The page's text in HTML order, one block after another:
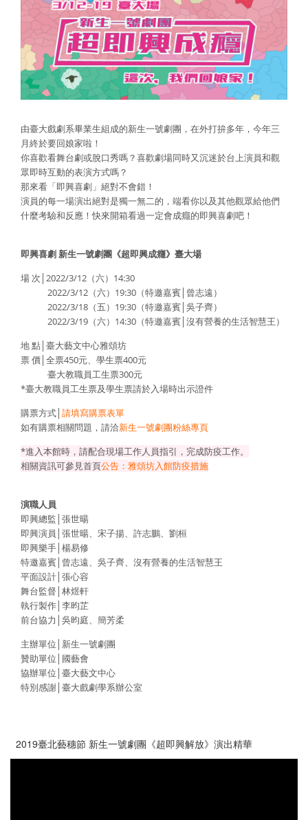
由臺大戲劇系畢業生組成的新生一號劇團，在外打拚多年，今年三
月終於要回娘家啦！
你喜歡看舞台劇或脫口秀嗎？喜歡劇場同時又沉迷於台上演員和觀
眾即時互動的表演方式嗎？
那來看「即興喜劇」絕對不會錯！
演員的每一場演出絕對是獨一無二的，端看你以及其他觀眾給他們
什麼考驗和反應！快來開箱看過一定會成癮的即興喜劇吧！
即興喜劇 新生一號劇團《超即興成癮》臺大場
場 次│2022/3/12（六）14:30
2022/3/12（六）19:30（特邀嘉賓│曾志遠）
2022/3/18（五）19:30（特邀嘉賓│吳子齊）
2022/3/19（六）14:30（特邀嘉賓│沒有營養的生活智慧王）
地 點│臺大藝文中心雅頌坊
票 價│全票450元、學生票400元
臺大教職員工生票300元
*臺大教職員工生票及學生票請於入場時出示證件
購票方式│ 請填寫購票表單
如有購票相關問題，請洽新生一號劇團粉絲專頁
*進入本館時，請配合現場工作人員指引，完成防疫工作。
相關資訊可參見首頁公告：雅頌坊入館防疫措施
演職人員
即興總監│張世暘
即興演員│張世暘、宋子揚、許志鵬、劉桓
即興樂手│楊易修
特邀嘉賓│曾志遠、吳子齊、沒有營養的生活智慧王
平面設計│張心容
舞台監督│林煜軒
執行製作│李昀芷
前台協力│吳昀庭、簡芳柔
主辦單位│新生一號劇團
贊助單位│國藝會
協辦單位│臺大藝文中心
特別感謝│臺大戲劇學系辦公室
2019臺北藝穗節 新生一號劇團《超即興解放》演出精華